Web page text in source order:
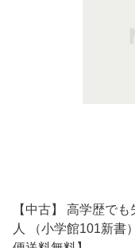
【中古】 高学歴で
人 （小学館101新書